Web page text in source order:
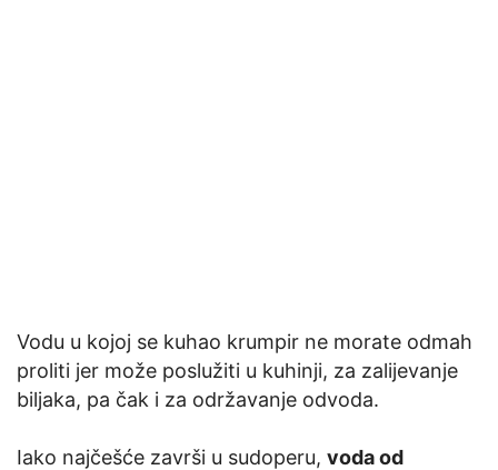
Vodu u kojoj se kuhao krumpir ne morate odmah
proliti jer može poslužiti u kuhinji, za zalijevanje
biljaka, pa čak i za održavanje odvoda.
Iako najčešće završi u sudoperu, voda od